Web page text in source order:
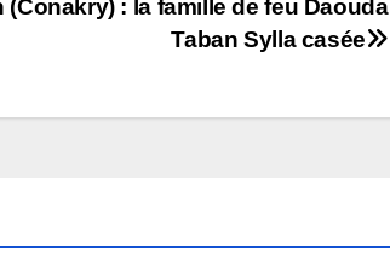
(Conakry) : la famille de feu Daouda
Taban Sylla casée